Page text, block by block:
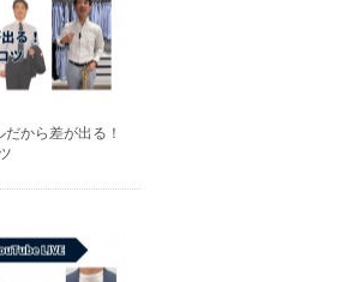
だから差が出る！